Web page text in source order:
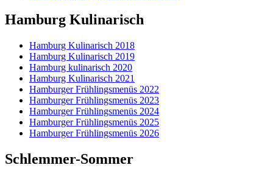
Hamburg Kulinarisch
Hamburg Kulinarisch 2018
Hamburg Kulinarisch 2019
Hamburg kulinarisch 2020
Hamburg Kulinarisch 2021
Hamburger Frühlingsmenüs 2022
Hamburger Frühlingsmenüs 2023
Hamburger Frühlingsmenüs 2024
Hamburger Frühlingsmenüs 2025
Hamburger Frühlingsmenüs 2026
Schlemmer-Sommer